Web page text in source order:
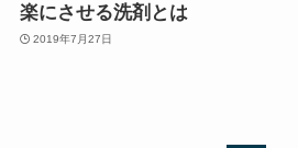
楽にさせる洗剤とは
2019年7月27日